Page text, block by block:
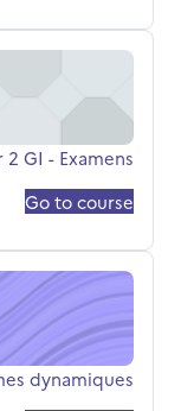
2 GI - Examens
اسم المقرر
2 GI - Examens
Go to course
dynamiques
اسم المقرر
dynamiques